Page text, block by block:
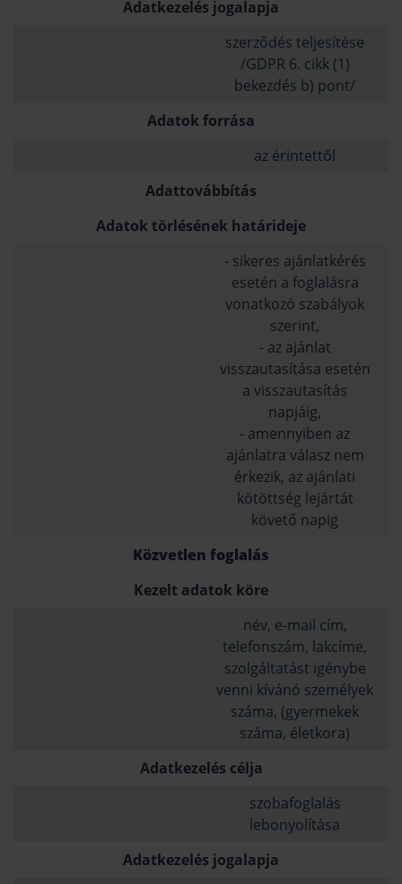
Adatkezelés jogalapja
szerződés teljesítése
/GDPR 6. cikk (1)
bekezdés b) pont/
Adatok forrása
az érintettől
Adattovábbítás
Adatok törlésének határideje
- sikeres ajánlatkérés
esetén a foglalásra
vonatkozó szabályok
szerint,
- az ajánlat
visszautasítása esetén
a visszautasítás
napjáig,
- amennyiben az
ajánlatra válasz nem
érkezik, az ajánlati
kötöttség lejártát
követő napig
Közvetlen foglalás
Kezelt adatok köre
név, e-mail cím,
telefonszám, lakcíme,
szolgáltatást igénybe
venni kívánó személyek
száma, (gyermekek
száma, életkora)
Adatkezelés célja
szobafoglalás
lebonyolítása
Adatkezelés jogalapja